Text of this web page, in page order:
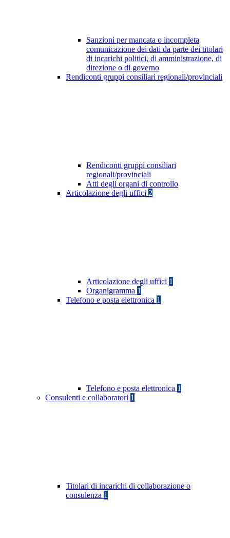
Sanzioni per mancata o incompleta
comunicazione dei dati da parte dei titolari
di incarichi politici, di amministrazione, di
direzione o di governo
Rendiconti gruppi consiliari regionali/provinciali
Rendiconti gruppi consiliari
regionali/provinciali
Atti degli organi di controllo
Articolazione degli uffici 2
Articolazione degli uffici 1
Organigramma 1
Telefono e posta elettronica 1
Telefono e posta elettronica 1
Consulenti e collaboratori 1
Titolari di incarichi di collaborazione o
consulenza 1